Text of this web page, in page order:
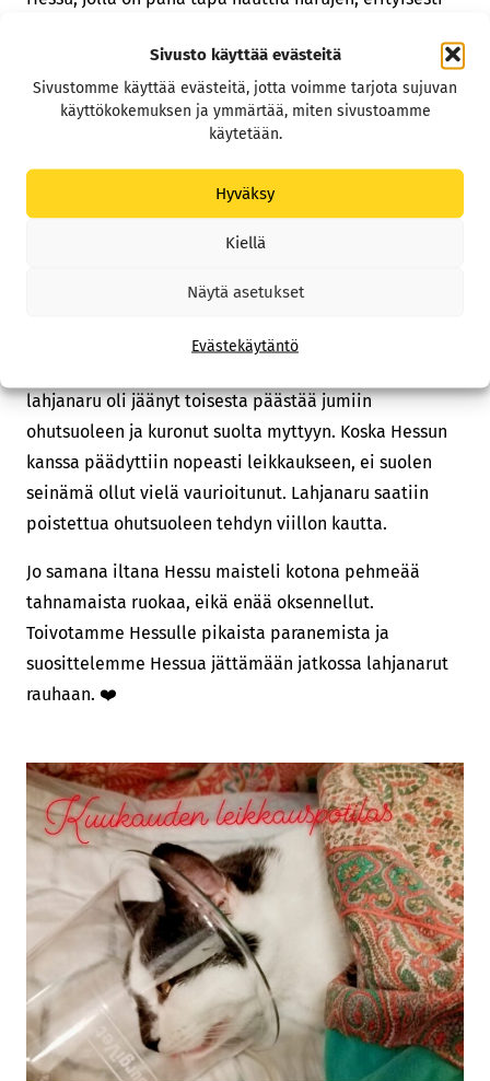
Sivusto käyttää evästeitä
Sivustomme käyttää evästeitä, jotta voimme tarjota sujuvan
käyttökokemuksen ja ymmärtää, miten sivustoamme
käytetään.
Hyväksy
Kiellä
Näytä asetukset
Evästekäytäntö
Hessu oli kotona ollut vaisu ja ruokahaluton ja
oksennellut runsaasti. Tutkimuksissa ei
röntgenkuvassa, eikä ultraäänitutkimuksessa nähty
varmuudella vierasesinettä/suolitukosta, mutta
palpaatiossa suolessa tuntui kiinteä möykky ja Hessu
oksentelu oli hyvin voimakasta, päädyttiin
lahjanaru oli jäänyt toisesta päästää jumiin
ohutsuoleen ja kuronut suolta myttyyn. Koska Hessun
kanssa päädyttiin nopeasti leikkaukseen, ei suolen
seinämä ollut vielä vaurioitunut. Lahjanaru saatiin
poistettua ohutsuoleen tehdyn viillon kautta.
Jo samana iltana Hessu maisteli kotona pehmeää
tahnamaista ruokaa, eikä enää oksennellut.
Toivotamme Hessulle pikaista paranemista ja
suosittelemme Hessua jättämään jatkossa lahjanarut
rauhaan. ❤️